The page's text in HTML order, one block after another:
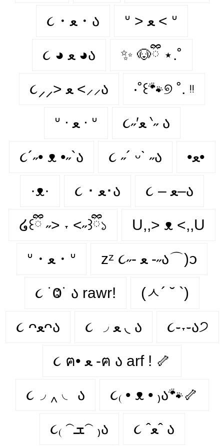
૮・ﻌ・ა ᐡ > ﻌ < ᐡ
૮ ◕ ﻌ ◕ა ✨ 🐶ྀི ⋆.˚
૮⸝⸝> ﻌ <⸝⸝ა ‧˚꒰🐾୭ ˚. ᵎᵎ
ᐡ ᐧ ﻌ ᐧ ᐡ ૮˶′ﻌ ‵˶ ა
૮´˶• ᴥ •˶`ა ૮ ˶´ ᵕˋ ˶ა •ﻌ•
·ᴥ· ૮ ･ ﻌ･ა ૮ – ﻌ–ა
໒꒰ྀི ˶> ˕ <˶꒱ྀི১ U,,> ᴥ <,,U
ᐡ・ﻌ・ᐡ zᶻ ૮˶- ﻌ -˶ა⌒)ᦱ
૮ ˙Ⱉ˙ ა rawr! (ㅅ´ ˘ `)
૮ ᴖﻌᴖა ૮ ◞ ﻌ ◟ ა ૮֊˕֊ა੭
૮ ฅ• ﻌ -ฅ ა arf ! 🦴
૮◞ ‸ ◟ ა ૮₍ • ᴥ • ₎ა🐾🦴
૮₍ 𝁽ܫ𝁽 ₎ა ૮ ˆﻌˆ ა